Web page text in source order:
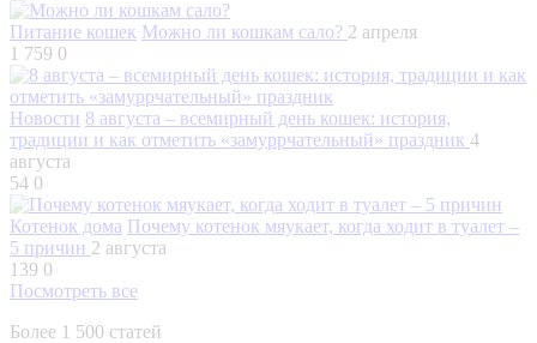
Питание кошек Можно ли кошкам сало? 2 апреля
1 759 0
Новости 8 августа – всемирный день кошек: история,
традиции и как отметить «замуррчательный» праздник 4
августа
54 0
Котенок дома Почему котенок мяукает, когда ходит в туалет –
5 причин 2 августа
139 0
Посмотреть все
Более 1 500 статей